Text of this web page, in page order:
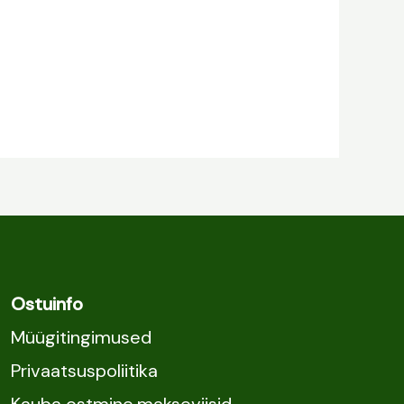
Ostuinfo
Müügitingimused
Privaatsuspoliitika